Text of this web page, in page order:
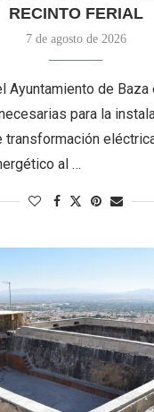
RECINTO FERIAL
7 de agosto de 2026
Ayuntamiento de
para la
transformación
al …